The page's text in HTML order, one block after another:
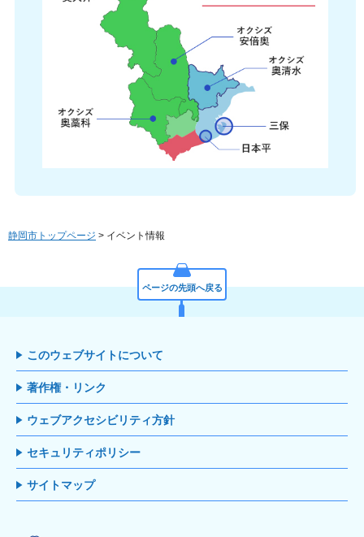
静岡市トップページ > イベント情報
ページの先頭へ戻る
このウェブサイトについて
著作権・リンク
ウェブアクセシビリティ方針
セキュリティポリシー
サイトマップ